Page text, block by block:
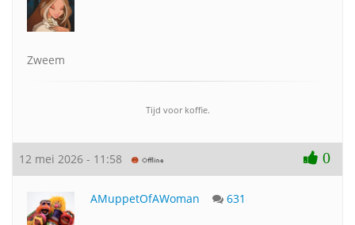
Zweem
Tijd voor koffie.
12 mei 2026 - 11:58 0
AMuppetOfAWoman 631